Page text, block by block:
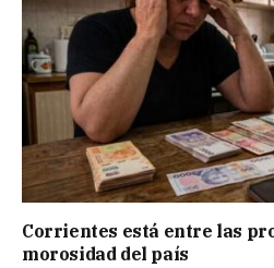
Corrientes está entre las
morosidad del país